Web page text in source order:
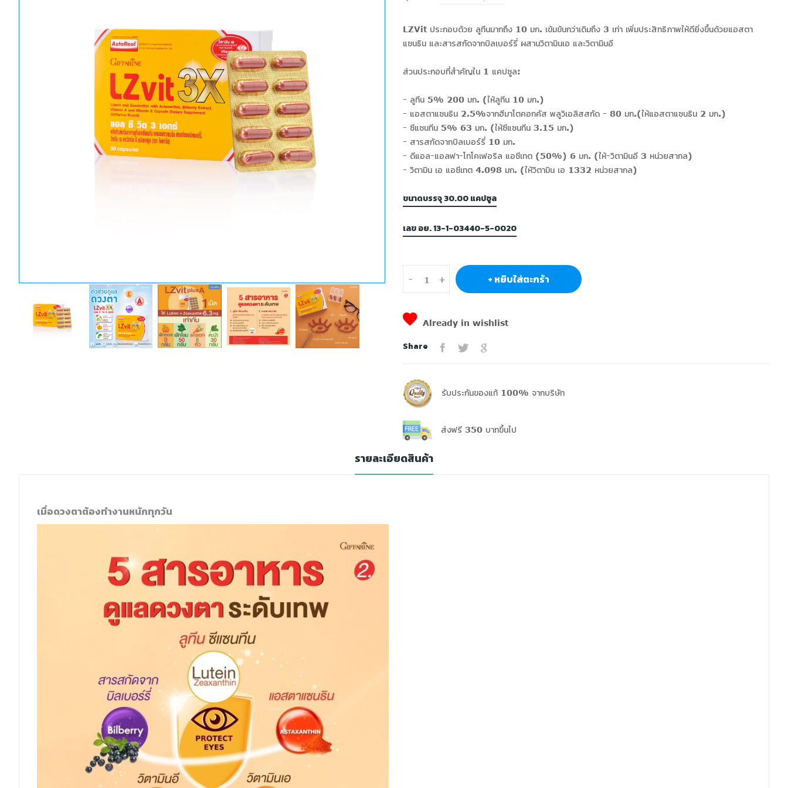
LZVit ประกอบด้วย ลูทีนมากถึง 10 มก. เข้มข้นกว่าเดิมถึง 3 เท่า เพิ่มประสิทธิภาพให้ดียิ่งขึ้นด้วยแอสตา
แซนธิน และสารสกัดจากบิลเบอร์รี่ ผสานวิตามินเอ และวิตามินอี
ส่วนประกอบที่สำคัญใน 1 แคปซูล:
- ลูทีน 5% 200 มก. (ให้ลูทีน 10 มก.)
- แอสตาแซนธิน 2.5%จากฮีมาโตคอกคัส พลูวิเอลิสสกัด - 80 มก.(ให้แอสตาแซนธิน 2 มก.)
- ซีแซนทีน 5% 63 มก. (ให้ซีแซนทีน 3.15 มก.)
- สารสกัดจากบิลเบอร์รี่ 10 มก.
- ดีแอล-แอลฟา-โทโคเฟอริล แอซีเทต (50%) 6 มก. (ให้-วิตามินอี 3 หน่วยสากล)
- วิตามิน เอ แอซีเทต 4.098 มก. (ให้วิตามิน เอ 1332 หน่วยสากล)
ขนาดบรรจุ 30.00 แคปซูล
เลข อย. 13-1-03440-5-0020
- + + หยิบใส่ตะกร้า
Already in wishlist
Share
รับประกันของแท้ 100% จากบริษัท
ส่งฟรี 350 บาทขึ้นไป
รายละเอียดสินค้า
เมื่อดวงตาต้องทำงานหนักทุกวัน